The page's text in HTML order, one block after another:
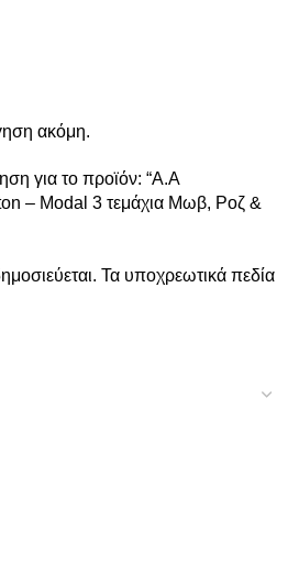
ακόμη.
για το προϊόν: “Α.A
– Modal 3 τεμάχια Μωβ, Ροζ &
Τα υποχρεωτικά πεδία